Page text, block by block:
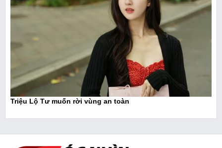
Triệu Lộ Tư muốn rời vùng an toàn